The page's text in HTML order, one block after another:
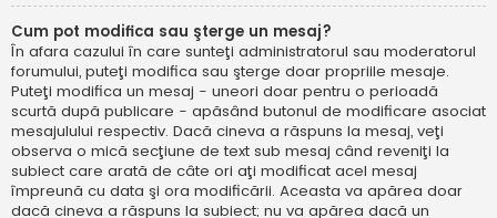
Cum pot modifica sau şterge un mesaj?
În afara cazului în care sunteţi administratorul sau moderatorul
forumului, puteţi modifica sau şterge doar propriile mesaje.
Puteţi modifica un mesaj - uneori doar pentru o perioadă
scurtă după publicare - apăsând butonul de modificare asociat
mesajulului respectiv. Dacă cineva a răspuns la mesaj, veţi
observa o mică secţiune de text sub mesaj când reveniţi la
subiect care arată de câte ori aţi modificat acel mesaj
împreună cu data şi ora modificării. Aceasta va apărea doar
dacă cineva a răspuns la subiect; nu va apărea dacă un